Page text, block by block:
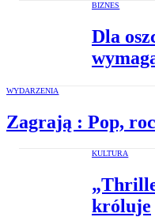
BIZNES
Dla
WYDARZENIA
Zagrają : Pop,
KULTURA
króluje